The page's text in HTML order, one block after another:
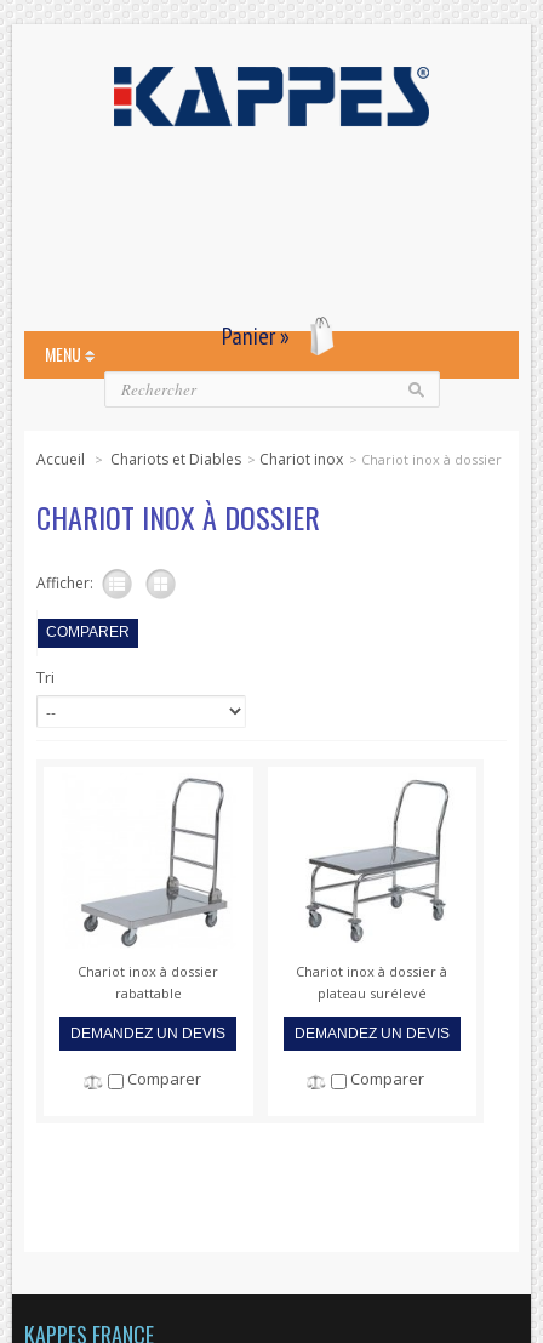
Panier »
MENU
Accueil > Chariots et Diables > Chariot inox > Chariot inox à dossier
CHARIOT INOX À DOSSIER
Afficher:
Tri
Chariot inox à dossier
rabattable
DEMANDEZ UN DEVIS
Comparer
Chariot inox à dossier à
plateau surélevé
DEMANDEZ UN DEVIS
Comparer
KAPPES FRANCE